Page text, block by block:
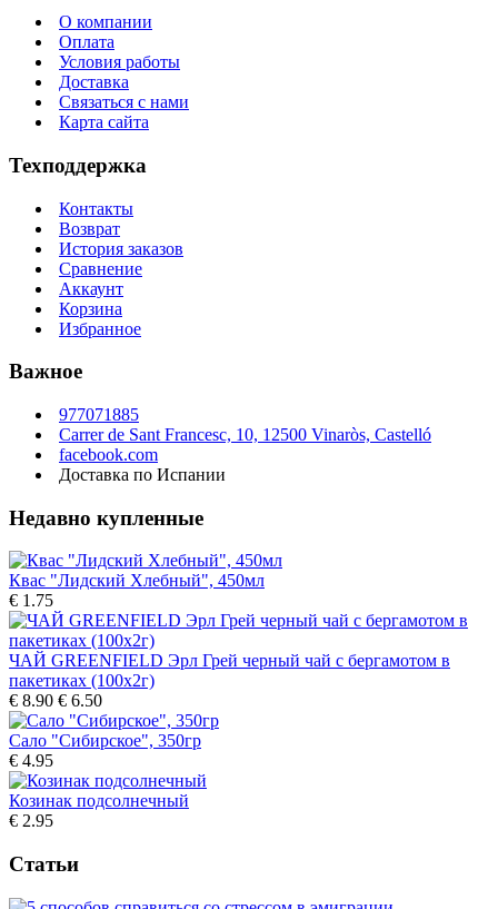
О компании
Оплата
Условия работы
Доставка
Связаться с нами
Карта сайта
Техподдержка
Контакты
Возврат
История заказов
Сравнение
Аккаунт
Корзина
Избранное
Важное
977071885
Carrer de Sant Francesc, 10, 12500 Vinaròs, Castelló
facebook.com
Доставка по Испании
Недавно купленные
Квас "Лидский Хлебный", 450мл
€ 1.75
ЧАЙ GREENFIELD Эрл Грей черный чай с бергамотом в
пакетиках (100х2г)
€ 8.90 € 6.50
Сало "Сибирское", 350гp
€ 4.95
Козинак подсолнечный
€ 2.95
Статьи